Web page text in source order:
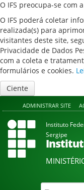
O IFS preocupa-se com
O IFS poderá coletar
realizada(s) para
visitantes deste site,
Privacidade de Dados
com a coleta e
formulários e cookies.
Ciente
ADMINISTRAR SITE
Instituto
Sergipe